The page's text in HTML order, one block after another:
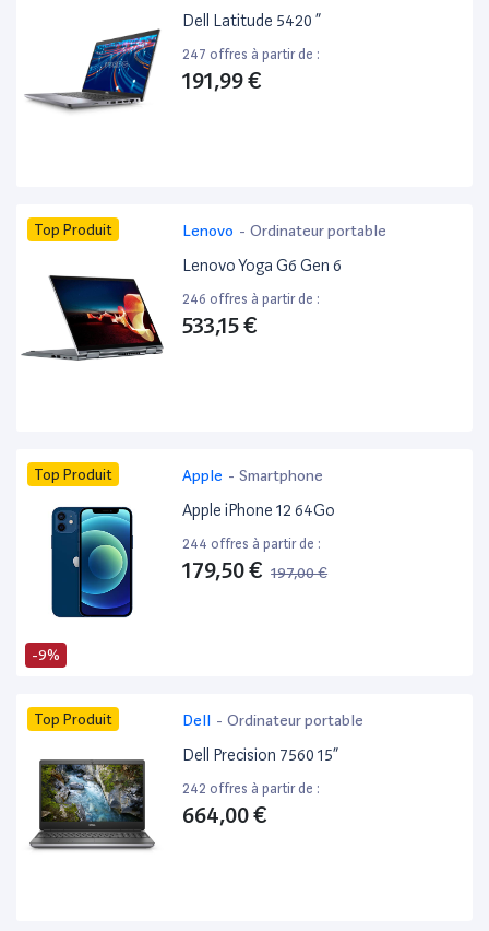
Dell Latitude 5420 ”
247 offres à partir de :
191,99 €
Top Produit Lenovo - Ordinateur portable
Lenovo Yoga G6 Gen 6
246 offres à partir de :
533,15 €
-9%
Top Produit Apple - Smartphone
Apple iPhone 12 64Go
244 offres à partir de :
179,50 € 197,00 €
Top Produit Dell - Ordinateur portable
Dell Precision 7560 15”
242 offres à partir de :
664,00 €